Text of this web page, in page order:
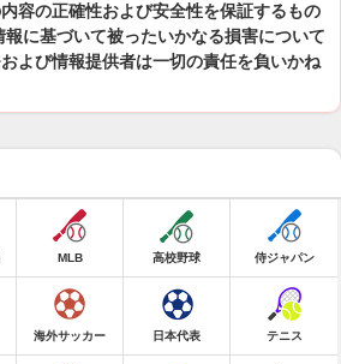
容の正確性および安全性を保証するもの
に基づいて被ったいかなる損害について
よび情報提供者は一切の責任を負いかね
MLB 高校野球 侍ジャパン
海外サッカー 日本代表 テニス